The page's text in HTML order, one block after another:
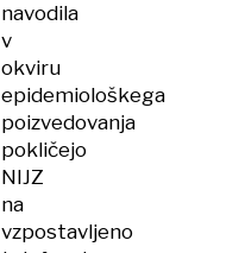
navodila
v
okviru
epidemiološkega
poizvedovanja
pokličejo
NIJZ
na
vzpostavljeno